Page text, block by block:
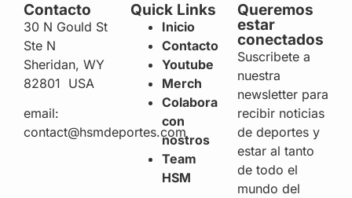
Contacto
30 N Gould St
Ste N
Sheridan, WY
82801 USA
email:
contact@hsmdeportes.com
Quick Links
Inicio
Contacto
Youtube
Merch
Colabora
con
nostros
Team
HSM
Queremos
estar
conectados
Suscribete a
nuestra
newsletter para
recibir noticias
de deportes y
estar al tanto
de todo el
mundo del